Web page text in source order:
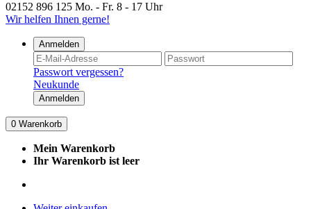
02152 896 125 Mo. - Fr. 8 - 17 Uhr
Wir helfen Ihnen gerne!
Anmelden
Passwort vergessen?
Neukunde
Anmelden
0 Warenkorb
Mein Warenkorb
Ihr Warenkorb ist leer